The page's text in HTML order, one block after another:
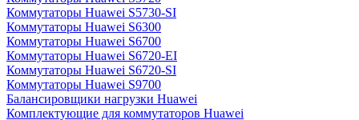
Коммутаторы Huawei S5730-SI
Коммутаторы Huawei S6300
Коммутаторы Huawei S6700
Коммутаторы Huawei S6720-EI
Коммутаторы Huawei S6720-SI
Коммутаторы Huawei S9700
Балансировщики нагрузки Huawei
Комплектующие для коммутаторов Huawei